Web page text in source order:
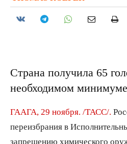
Страна получила 65
необходимом
ГААГА, 29 ноября. /ТАСС/.
переизбрания в
запрещению химического